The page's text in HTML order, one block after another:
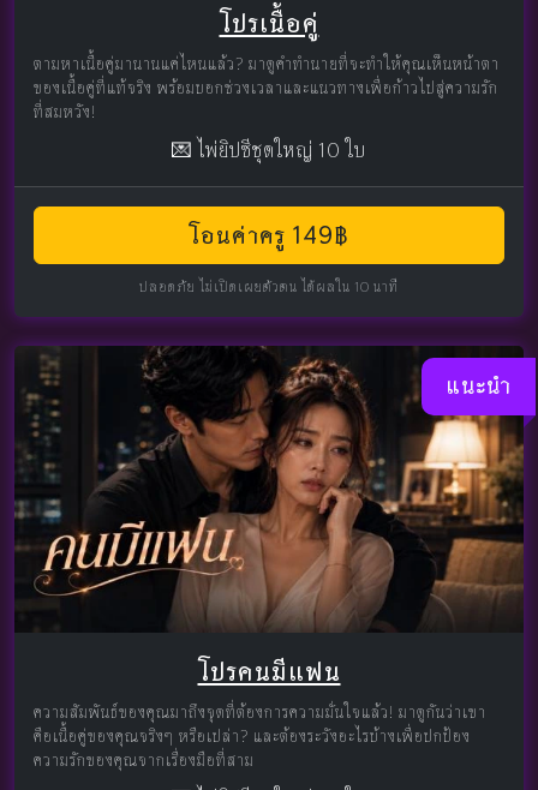
โปรเนื้อคู่
ตามหาเนื้อคู่มานานแค่ไหนแล้ว? มาดูคำทำนายที่จะทำให้คุณเห็นหน้าตา
ของเนื้อคู่ที่แท้จริง พร้อมบอกช่วงเวลาและแนวทางเพื่อก้าวไปสู่ความรัก
ที่สมหวัง!
💌 ไพ่ยิปซีชุดใหญ่ 10 ใบ
โอนค่าครู 149฿
ปลอดภัย ไม่เปิดเผยตัวตน ได้ผลใน 10 นาที
แนะนำ
โปรคนมีแฟน
ความสัมพันธ์ของคุณมาถึงจุดที่ต้องการความมั่นใจแล้ว! มาดูกันว่าเขา
คือเนื้อคู่ของคุณจริงๆ หรือเปล่า? และต้องระวังอะไรบ้างเพื่อปกป้อง
ความรักของคุณจากเรื่องมือที่สาม